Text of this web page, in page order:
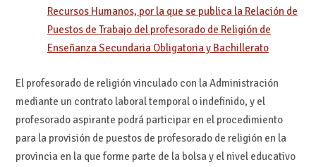
Recursos Humanos, por la que se publica la Relación de
Puestos de Trabajo del profesorado de Religión de
Enseñanza Secundaria Obligatoria y Bachillerato
El profesorado de religión vinculado con la Administración
mediante un contrato laboral temporal o indefinido, y el
profesorado aspirante podrá participar en el procedimiento
para la provisión de puestos de profesorado de religión en la
provincia en la que forme parte de la bolsa y el nivel educativo